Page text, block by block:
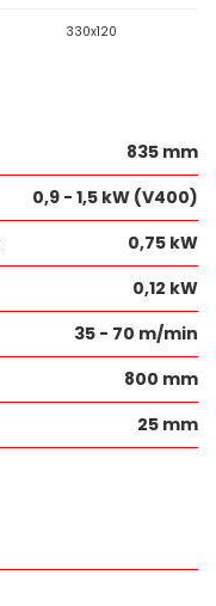
330x120
835 mm
0,9 - 1,5 kW (V400)
0,75 kW
0,12 kW
35 - 70 m/min
800 mm
25 mm